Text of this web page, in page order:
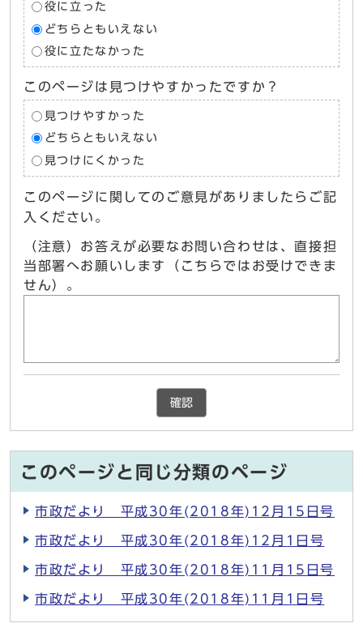
役に立った
どちらともいえない
役に立たなかった
このページは見つけやすかったですか？
見つけやすかった
どちらともいえない
見つけにくかった
このページに関してのご意見がありましたらご記
入ください。
（注意）お答えが必要なお問い合わせは、直接担
当部署へお願いします（こちらではお受けできま
せん）。
確認
このページと同じ分類のページ
市政だより 平成30年(2018年)12月15日号
市政だより 平成30年(2018年)12月1日号
市政だより 平成30年(2018年)11月15日号
市政だより 平成30年(2018年)11月1日号